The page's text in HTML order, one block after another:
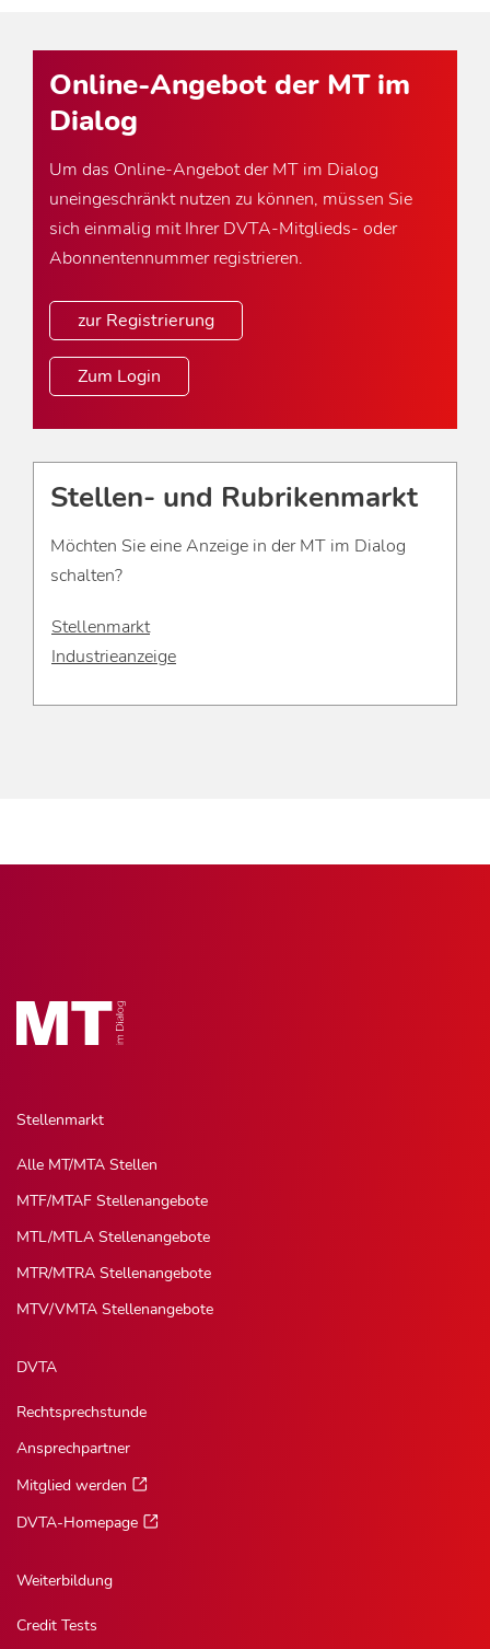
Online-Angebot der MT im
Dialog
Um das Online-Angebot der MT im Dialog
uneingeschränkt nutzen zu können, müssen Sie
sich einmalig mit Ihrer DVTA-Mitglieds- oder
Abonnentennummer registrieren.
zur Registrierung
Zum Login
Stellen- und Rubrikenmarkt
Möchten Sie eine Anzeige in der MT im Dialog
schalten?
Stellenmarkt
Industrieanzeige
Stellenmarkt
Alle MT/MTA Stellen
MTF/MTAF Stellenangebote
MTL/MTLA Stellenangebote
MTR/MTRA Stellenangebote
MTV/VMTA Stellenangebote
DVTA
Rechtsprechstunde
Ansprechpartner
Mitglied werden
DVTA-Homepage
Weiterbildung
Credit Tests